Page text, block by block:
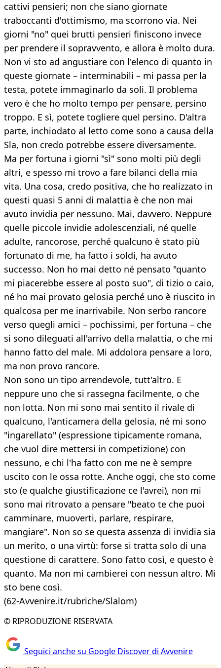
cattivi pensieri; non che siano giornate
traboccanti d'ottimismo, ma scorrono via. Nei
giorni "no" quei brutti pensieri finiscono invece
per prendere il sopravvento, e allora è molto dura.
Non vi sto ad angustiare con l'elenco di quanto in
queste giornate – interminabili – mi passa per la
testa, potete immaginarlo da soli. Il problema
vero è che ho molto tempo per pensare, persino
troppo. E sì, potete togliere quel persino. D'altra
parte, inchiodato al letto come sono a causa della
Sla, non credo potrebbe essere diversamente.
Ma per fortuna i giorni "sì" sono molti più degli
altri, e spesso mi trovo a fare bilanci della mia
vita. Una cosa, credo positiva, che ho realizzato in
questi quasi 5 anni di malattia è che non mai
avuto invidia per nessuno. Mai, davvero. Neppure
quelle piccole invidie adolescenziali, né quelle
adulte, rancorose, perché qualcuno è stato più
fortunato di me, ha fatto i soldi, ha avuto
successo. Non ho mai detto né pensato "quanto
mi piacerebbe essere al posto suo", di tizio o caio,
né ho mai provato gelosia perché uno è riuscito in
qualcosa per me inarrivabile. Non serbo rancore
verso quegli amici – pochissimi, per fortuna – che
si sono dileguati all'arrivo della malattia, o che mi
hanno fatto del male. Mi addolora pensare a loro,
ma non provo rancore.
Non sono un tipo arrendevole, tutt'altro. E
neppure uno che si rassegna facilmente, o che
non lotta. Non mi sono mai sentito il rivale di
qualcuno, l'anticamera della gelosia, né mi sono
"ingarellato" (espressione tipicamente romana,
che vuol dire mettersi in competizione) con
nessuno, e chi l'ha fatto con me ne è sempre
uscito con le ossa rotte. Anche oggi, che sto come
sto (e qualche giustificazione ce l'avrei), non mi
sono mai ritrovato a pensare "beato te che puoi
camminare, muoverti, parlare, respirare,
mangiare". Non so se questa assenza di invidia sia
un merito, o una virtù: forse si tratta solo di una
questione di carattere. Sono fatto così, e questo è
quanto. Ma non mi cambierei con nessun altro. Mi
sto bene così.
(62-Avvenire.it/rubriche/Slalom)
© RIPRODUZIONE RISERVATA
Seguici anche su Google Discover di Avvenire